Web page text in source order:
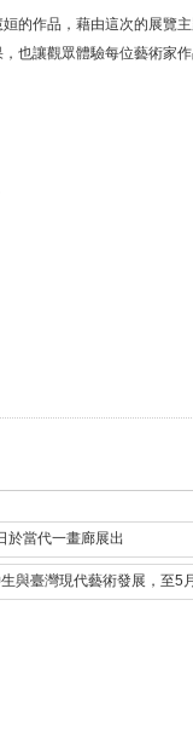
的作品，藉由這次的展覽
也讓觀眾體驗每位藝術家作
於當代一畫廊展出
與臺灣現代藝術發展，至5